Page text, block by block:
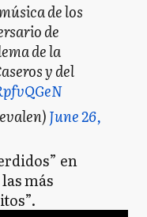
de los
de
de la
y del
June 26,
en
más